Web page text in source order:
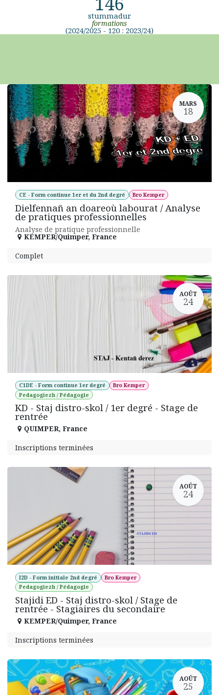
stummadur
formations
(2024/2025 - 120 : 2023/24)
MARS
18
CE - Form continue 1er et du 2nd degré Bro Kemper
Dielfennañ an doareoù labourat / Analyse
de pratiques professionnelles
Analyse de pratique professionnelle
KEMPER/Quimper, France
Complet
AOÛT
24
C1DE - Form continue 1er degré
Bro Kemper
Pedagogiezh / Pédagogie
KD - Staj distro-skol / 1er degré - Stage de
rentrée
QUIMPER, France
Inscriptions terminées
AOÛT
24
I2D - Form initiale 2nd degré
Bro Kemper
Pedagogiezh / Pédagogie
Stajidi ED - Staj distro-skol / Stage de
rentrée - Stagiaires du secondaire
KEMPER/Quimper, France
Inscriptions terminées
AOÛT
25